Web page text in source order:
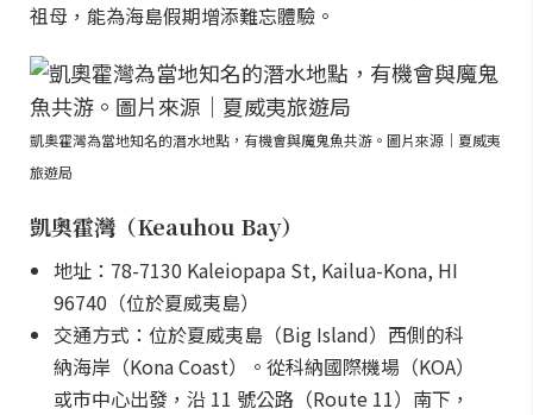
祖母，能為海島假期增添難忘體驗。
凱奧霍灣為當地知名的潛水地點，有機會與魔鬼魚共游。圖片來源｜夏威夷
旅遊局
凱奧霍灣（Keauhou Bay）
地址：78-7130 Kaleiopapa St, Kailua-Kona, HI
96740（位於夏威夷島）
交通方式：位於夏威夷島（Big Island）西側的科
納海岸（Kona Coast）。從科納國際機場（KOA）
或市中心出發，沿 11 號公路（Route 11）南下，